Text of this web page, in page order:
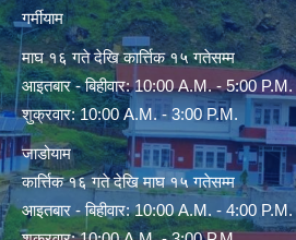
गर्मीयाम
माघ १६ गते देखि कार्त्तिक १५ गतेसम्म
आइतबार - बिहीवार: 10:00 A.M. - 5:00 P.M.
शुक्रवार: 10:00 A.M. - 3:00 P.M.
जाडोयाम
कार्त्तिक १६ गते देखि माघ १५ गतेसम्म
आइतबार - बिहीवार: 10:00 A.M. - 4:00 P.M.